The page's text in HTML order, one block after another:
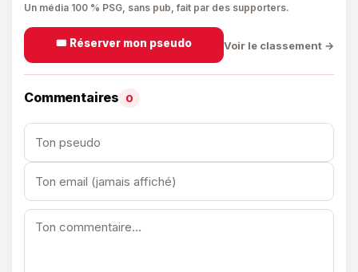
Un média 100 % PSG, sans pub, fait par des supporters.
🎟️ Réserver mon pseudo Voir le classement →
Commentaires 0